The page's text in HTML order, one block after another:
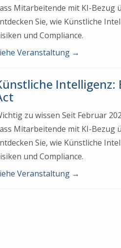
Mitarbeitende mit KI-Bezug
Sie, wie Künstliche
und Compliance.
Veranstaltung →
zu wissen Seit Februar
Mitarbeitende mit KI-Bezug
Sie, wie Künstliche
und Compliance.
Veranstaltung →